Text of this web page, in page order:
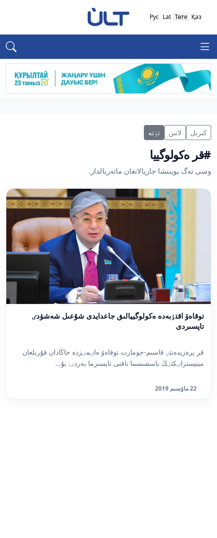
Қаз
Төте
Lat
Рус
كىرىل لاتىن تٶتە
#قر ەكولوگييا
وسى تەگ بويىنشا جاريالانعان ماتەريالدار.
توقاەۆ اقتٶبەدە ەكولوگييالىق جاعدايدى شۇعىل شەشۋدٸ
تاپسىردى
قر پرەزيدەنتٸ قاسىم-جومارت توقاەۆ ەلٸمٸزدە جاڭادان قۇرىلعان
مينيسترلٸكتٸڭ باسشىسىنا ناقتى تاپسىرما بەردٸ. بۇ...
22 ماۋسىم 2019